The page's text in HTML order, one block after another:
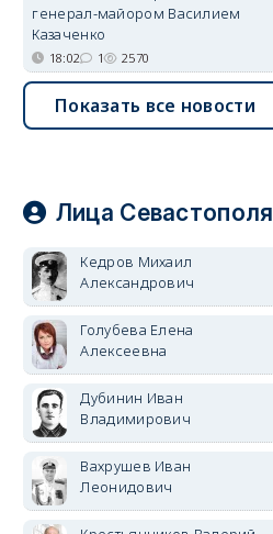
генерал-майором Василием
Казаченко
18:02 1 2570
Показать все новости
Лица Севастополя
Кедров Михаил
Александрович
Голубева Елена
Алексеевна
Дубинин Иван
Владимирович
Вахрушев Иван
Леонидович